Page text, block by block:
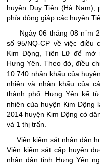
huyện Duy Tiên (Hà Nam);
phía đông giáp các huyện
Ngày 06 tháng 08 n¨m
số 95/NQ-CP về việc điều
Kim Động, Tiên Lữ để mở
Hưng Yên. Theo đó, điều
10.740 nhân khẩu của
nhiên và nhân khẩu của
thành phố Hưng Yên kể
nhiên của huyện Kim Động
2014 huyện Kim Động có
và 1 thị trấn.
Viện kiểm sát nhân dân
Viện kiểm sát cấp huyện
nhân dân tỉnh Hưng Yên